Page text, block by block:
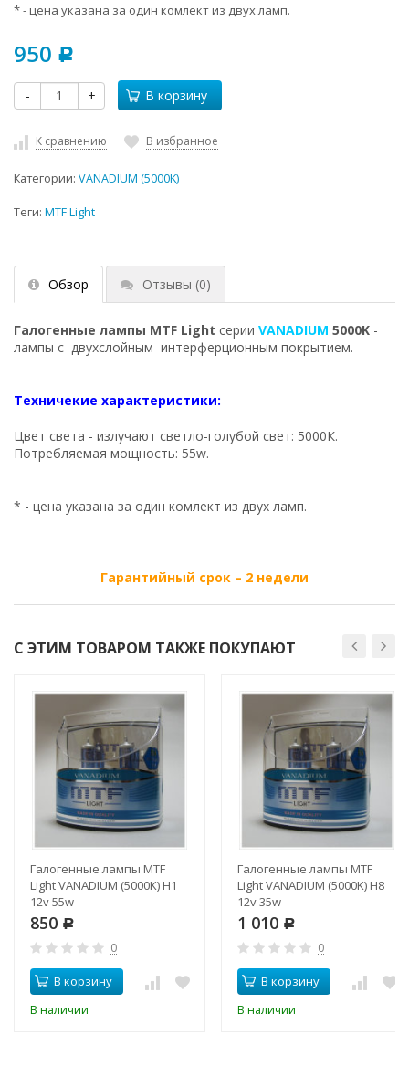
* - цена указана за один комлект из двух ламп.
950 Р
- + В корзину
К сравнению В избранное
Категории: VANADIUM (5000K)
Теги: MTF Light
Обзор Отзывы (0)
Галогенные лампы MTF Light серии VANADIUM 5000K -
лампы с двухслойным интерферционным покрытием.
Техничекие характеристики:
Цвет света - излучают светло-голубой свет: 5000К.
Потребляемая мощность: 55w.
* - цена указана за один комлект из двух ламп.
Гарантийный срок – 2 недели
С ЭТИМ ТОВАРОМ ТАКЖЕ ПОКУПАЮТ
Галогенные лампы MTF
Light VANADIUM (5000K) H1
12v 55w
850 Р
0
В корзину
В наличии
Галогенные лампы MTF
Light VANADIUM (5000K) H8
12v 35w
1 010 Р
0
В корзину
В наличии